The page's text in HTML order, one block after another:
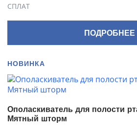
СПЛАТ
ПОДРОБНЕЕ
НОВИНКА
Ополаскиватель для полости
Мятный шторм